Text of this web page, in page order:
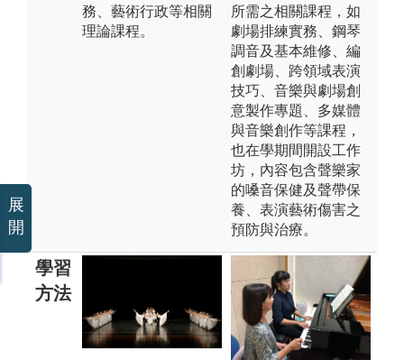
務、藝術行政等相關
理論課程。
所需之相關課程，如
劇場排練實務、鋼琴
調音及基本維修、編
創劇場、跨領域表演
技巧、音樂與劇場創
意製作專題、多媒體
與音樂創作等課程，
也在學期間開設工作
坊，內容包含聲樂家
的嗓音保健及聲帶保
養、表演藝術傷害之
預防與治療。
學習
方法
展
開